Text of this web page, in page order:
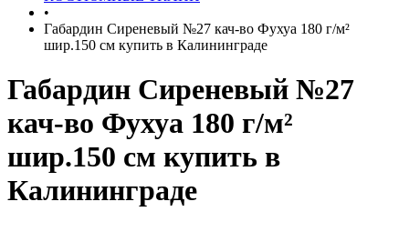
•
Габардин Сиреневый №27 кач-во Фухуа 180 г/м²
шир.150 см купить в Калининграде
Габардин Сиреневый №27
кач-во Фухуа 180 г/м²
шир.150 см купить в
Калининграде